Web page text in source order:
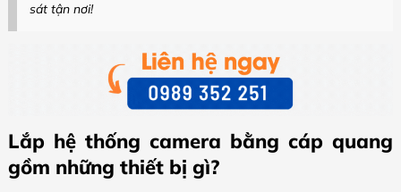
sát tận nơi!
Lắp hệ thống camera bằng cáp quang
gồm những thiết bị gì?